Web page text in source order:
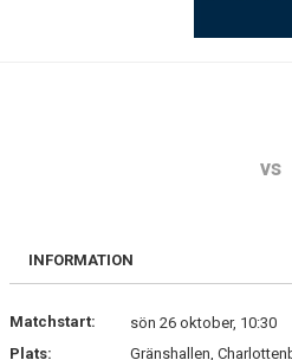
KONTAKT
BÖRJA SPELA HOCKEY!
vs
INFORMATION
Matchstart:
sön 26 oktober, 10:30
Plats:
Gränshallen,